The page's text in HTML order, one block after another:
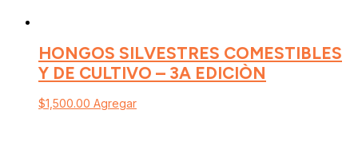
HONGOS SILVESTRES COMESTIBLES
Y DE CULTIVO – 3A EDICIÒN
$1,500.00 Agregar